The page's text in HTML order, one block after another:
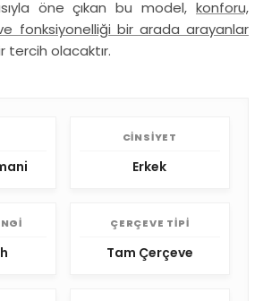
öne çıkan bu model, konforu,
fonksiyonelliği bir arada arayanlar
tercih olacaktır.
CINSIYET
Erkek
ÇERÇEVE TIPI
Tam Çerçeve